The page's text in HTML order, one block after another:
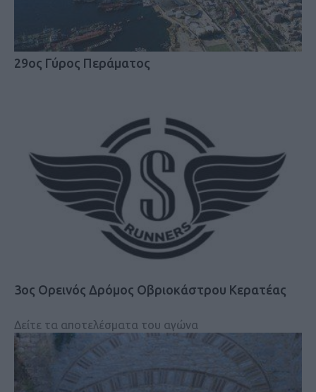
29ος Γύρος Περάματος
3ος Ορεινός Δρόμος Οβριοκάστρου Κερατέας
Δείτε τα αποτελέσματα του αγώνα